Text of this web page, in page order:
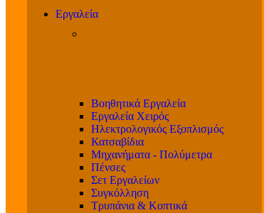
Εργαλεία
Βοηθητικά Εργαλεία
Εργαλεία Χειρός
Ηλεκτρολογικός Εξοπλισμός
Κατσαβίδια
Μηχανήματα - Πολύμετρα
Πένσες
Σετ Εργαλείων
Συγκόλληση
Τρυπάνια & Κοπτικά